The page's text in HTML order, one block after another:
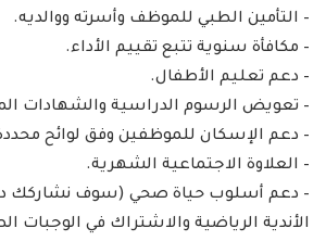
– التأمين الطبي للموظف وأسرته ووالديه.
– مكافأة سنوية تتبع تقييم الأداء.
– دعم تعليم الأطفال.
– تعويض الرسوم الدراسية والشهادات
– دعم الإسكان للموظفين وفق لوائح
– العلاوة الاجتماعية الشهرية.
– دعم أسلوب حياة صحي (سوف نشاركك
الأندية الرياضية والاشتراك في الوجبات